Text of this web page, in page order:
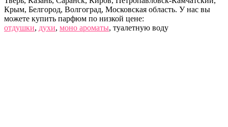
Крым, Белгород, Волгоград, Московская область. У нас вы
можете купить парфюм по низкой цене:
отдушки, духи, моно ароматы, туалетную воду